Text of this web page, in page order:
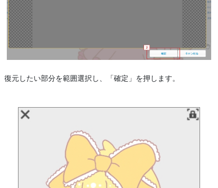
復元したい部分を範囲選択し、「確定」を押します。